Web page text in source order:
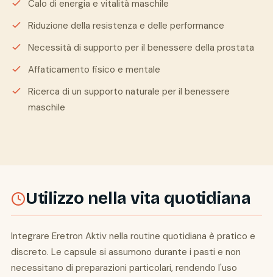
Calo di energia e vitalità maschile
Riduzione della resistenza e delle performance
Necessità di supporto per il benessere della prostata
Affaticamento fisico e mentale
Ricerca di un supporto naturale per il benessere
maschile
Utilizzo nella vita quotidiana
Integrare Eretron Aktiv nella routine quotidiana è pratico e
discreto. Le capsule si assumono durante i pasti e non
necessitano di preparazioni particolari, rendendo l'uso